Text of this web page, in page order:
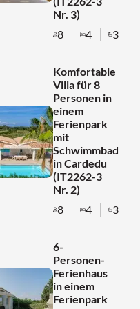
Nr. 3)
8
4 3
Komfortable
Villa für 8
Personen in
einem
Ferienpark
mit
Schwimmbad
in Cardedu
(IT2262-3
Nr. 2)
8
4 3
6-
Personen-
Ferienhaus
in einem
Ferienpark